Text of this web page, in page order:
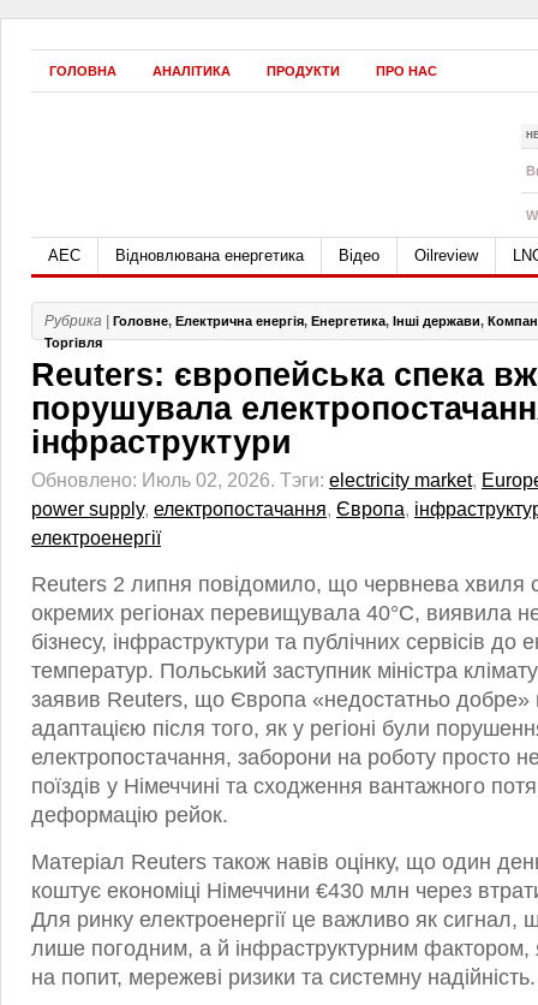
ГОЛОВНА АНАЛІТИКА ПРОДУКТИ ПРО НАС
АЕС Відновлювана енергетика Відео Oilreview
Рубрика | Головне, Електрична енергія, Енергетика, Інші держави,
Торгівля
Reuters: європейська спека
порушувала
інфраструктури
Обновлено: Июль 02, 2026. Тэги: electricity market,
power supply, електропостачання, Європа,
електроенергії
Reuters 2 липня повідомило, що червнева хвиля
окремих регіонах перевищувала 40°C, виявила
бізнесу, інфраструктури та публічних сервісів до
температур. Польський заступник міністра
заявив Reuters, що Європа «недостатньо добре»
адаптацією після того, як у регіоні були
електропостачання, заборони на роботу просто
поїздів у Німеччині та сходження вантажного
деформацію рейок.
Матеріал Reuters також навів оцінку, що один
коштує економіці Німеччини €430 млн через
Для ринку електроенергії це важливо як сигнал,
лише погодним, а й інфраструктурним
на попит, мережеві ризики та системну надійність.